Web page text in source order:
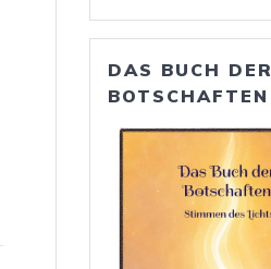
DAS BUCH DER
BOTSCHAFTEN